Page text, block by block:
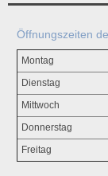
Öffnungszeiten
Montag
Dienstag
Mittwoch
Donnerstag
Freitag